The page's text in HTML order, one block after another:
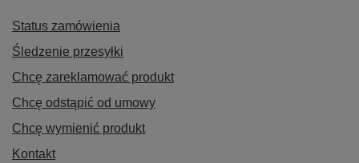
Status zamówienia
Śledzenie przesyłki
Chcę zareklamować produkt
Chcę odstąpić od umowy
Chcę wymienić produkt
Kontakt